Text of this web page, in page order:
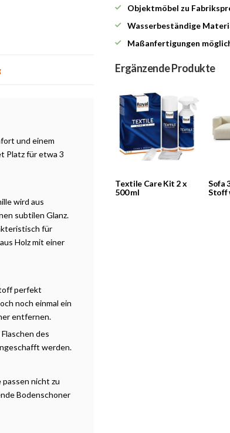
Objektmöbel zu
Wasserbeständige
Maßanfertigungen
und einem
Platz für etwa 3
wird aus
subtilen Glanz.
für
Holz mit einer
perfekt
noch einmal ein
entfernen.
des
werden.
nicht zu
Bodenschoner
Ergänzende Produkte
Textile Care Kit 2 x
500 ml
Sofa
Stoff